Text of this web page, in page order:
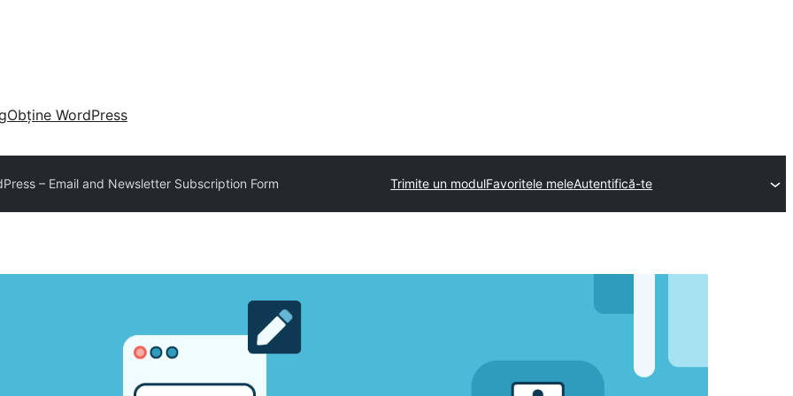
Obține WordPress
– Email and Newsletter Subscription Form Trimite un modulFavoritele meleAutentifică-te